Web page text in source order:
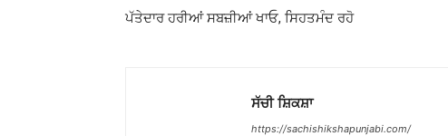
ਪੱਤੇਦਾਰ ਹਰੀਆਂ ਸਬਜ਼ੀਆਂ ਖਾਓ, ਸਿਹਤਮੰਦ ਰਹੋ
ਸੱਚੀ ਸ਼ਿਕਸ਼ਾ
https://sachishikshapunjabi.com/